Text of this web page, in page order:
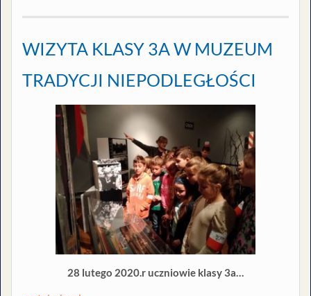
WIZYTA KLASY 3A W MUZEUM
TRADYCJI NIEPODLEGŁOŚCI
28 lutego 2020.r uczniowie klasy 3a…